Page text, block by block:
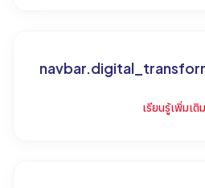
เรียนรู้เพิ่มเติม